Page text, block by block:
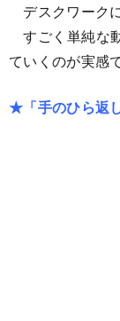
デスクワーク
すごく単純な
ていくのが実感
★「手のひら返